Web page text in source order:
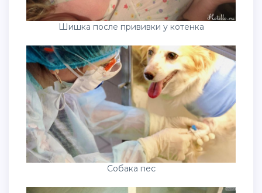
Шишка после прививки у котенка
Собака пес